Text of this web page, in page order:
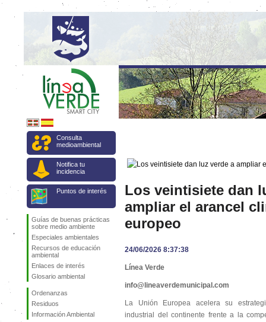
Consulta
medioambiental
Notifica tu
incidencia
Puntos de interés
Guías de buenas prácticas
sobre medio ambiente
Especiales ambientales
Recursos de educación
ambiental
Enlaces de interés
Glosario ambiental
Ordenanzas
Residuos
Información Ambiental
Los veintisiete dan
ampliar el arancel
europeo
24/06/2026 8:37:38
Línea Verde
info@lineaverdemunicipal.com
La Unión Europea acelera su
industrial del continente frente a la